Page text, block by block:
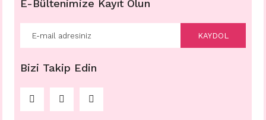
E-Bültenimize Kayıt Olun
KAYDOL
Bizi Takip Edin